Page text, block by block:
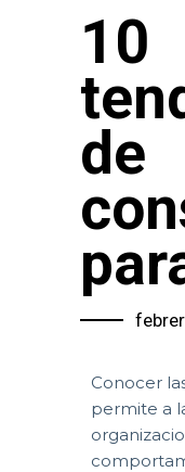
10
de
Conocer
permite a